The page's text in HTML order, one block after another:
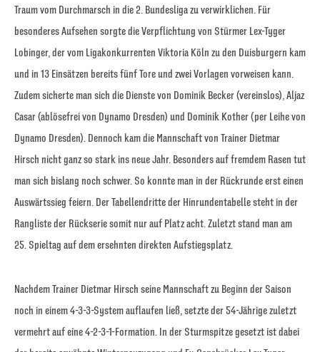
Traum vom Durchmarsch in die 2. Bundesliga zu verwirklichen. Für
besonderes Aufsehen sorgte die Verpflichtung von Stürmer Lex-Tyger
Lobinger, der vom Ligakonkurrenten Viktoria Köln zu den Duisburgern kam
und in 13 Einsätzen bereits fünf Tore und zwei Vorlagen vorweisen kann.
Zudem sicherte man sich die Dienste von Dominik Becker (vereinslos), Aljaz
Casar (ablösefrei von Dynamo Dresden) und Dominik Kother (per Leihe von
Dynamo Dresden). Dennoch kam die Mannschaft von Trainer Dietmar
Hirsch nicht ganz so stark ins neue Jahr. Besonders auf fremdem Rasen tut
man sich bislang noch schwer. So konnte man in der Rückrunde erst einen
Auswärtssieg feiern. Der Tabellendritte der Hinrundentabelle steht in der
Rangliste der Rückserie somit nur auf Platz acht. Zuletzt stand man am
25. Spieltag auf dem ersehnten direkten Aufstiegsplatz.
Nachdem Trainer Dietmar Hirsch seine Mannschaft zu Beginn der Saison
noch in einem 4-3-3-System auflaufen ließ, setzte der 54-Jährige zuletzt
vermehrt auf eine 4-2-3-1-Formation. In der Sturmspitze gesetzt ist dabei